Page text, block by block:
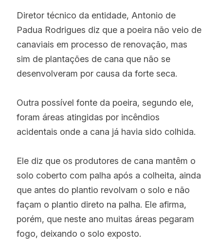
Diretor técnico da entidade, Antonio de
Padua Rodrigues diz que a poeira não veio de
canaviais em processo de renovação, mas
sim de plantações de cana que não se
desenvolveram por causa da forte seca.
Outra possível fonte da poeira, segundo ele,
foram áreas atingidas por incêndios
acidentais onde a cana já havia sido colhida.
Ele diz que os produtores de cana mantêm o
solo coberto com palha após a colheita, ainda
que antes do plantio revolvam o solo e não
façam o plantio direto na palha. Ele afirma,
porém, que neste ano muitas áreas pegaram
fogo, deixando o solo exposto.